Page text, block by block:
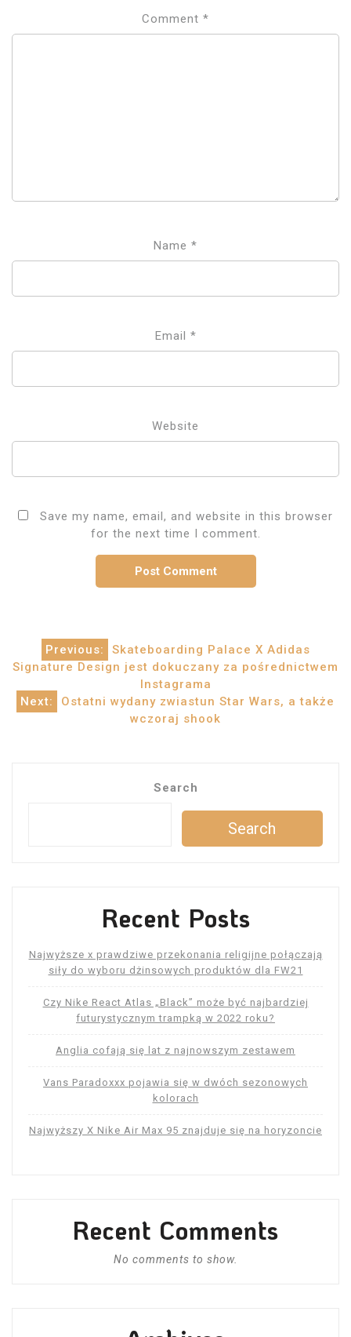
Comment *
Name *
Email *
Website
Save my name, email, and website in this browser
for the next time I comment.
Post
navigation
Previous:
Skateboarding Palace X Adidas
Signature Design jest dokuczany za pośrednictwem
Instagrama
Next:
Ostatni wydany zwiastun Star Wars, a także
wczoraj shook
Search
Search
Recent Posts
Najwyższe x prawdziwe przekonania religijne połączają
siły do ​​wyboru dżinsowych produktów dla FW21
Czy Nike React Atlas „Black” może być najbardziej
futurystycznym trampką w 2022 roku?
Anglia cofają się lat z najnowszym zestawem
Vans Paradoxxx pojawia się w dwóch sezonowych
kolorach
Najwyższy X Nike Air Max 95 znajduje się na horyzoncie
Recent Comments
No comments to show.